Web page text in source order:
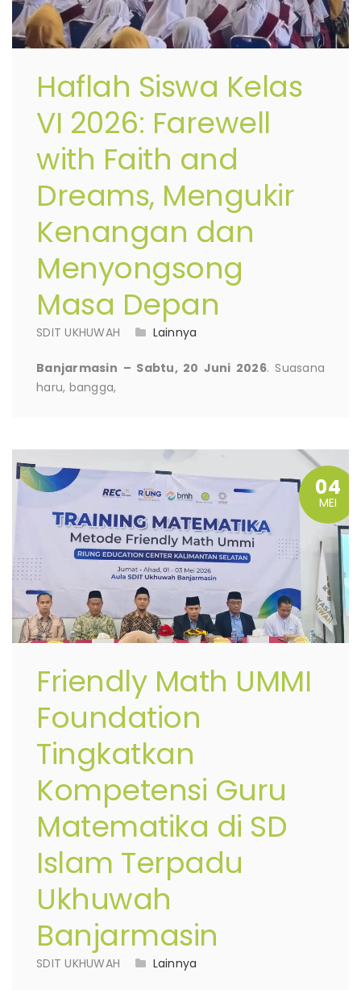
Haflah Siswa Kelas
VI 2026: Farewell
with Faith and
Dreams, Mengukir
Kenangan dan
Menyongsong
Masa Depan
SDIT UKHUWAH Lainnya
Banjarmasin – Sabtu, 20 Juni 2026. Suasana
haru, bangga,
04
MEI
Friendly Math UMMI
Foundation
Tingkatkan
Kompetensi Guru
Matematika di SD
Islam Terpadu
Ukhuwah
Banjarmasin
SDIT UKHUWAH Lainnya